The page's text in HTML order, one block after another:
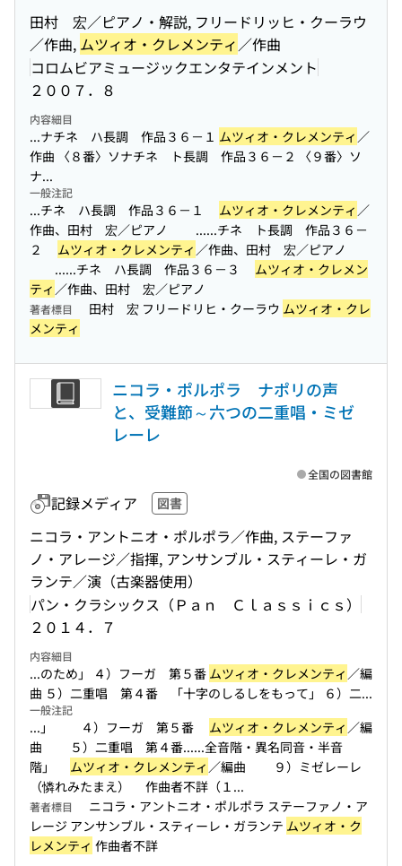
田村 宏／ピアノ・解説, フリードリッヒ・クーラウ
／作曲, ムツィオ・クレメンティ／作曲
コロムビアミュージックエンタテインメント
２００７．８
内容細目
...ナチネ ハ長調 作品３６－１ ムツィオ・クレメンティ ／
作曲 〈８番〉ソナチネ ト長調 作品３６－２ 〈９番〉ソ
ナ...
一般注記
...チネ ハ長調 作品３６－１ ムツィオ・クレメンティ ／
作曲、田村 宏／ピアノ ......チネ ト長調 作品３６－
２ ムツィオ・クレメンティ ／作曲、田村 宏／ピアノ
......チネ ハ長調 作品３６－３ ムツィオ・クレメン
ティ ／作曲、田村 宏／ピアノ
著者標目 田村 宏 フリードリヒ・クーラウ ムツィオ・クレ
メンティ
ニコラ・ポルポラ ナポリの声
と、受難節～六つの二重唱・ミゼ
レーレ
記録メディア 図書
ニコラ・アントニオ・ポルポラ／作曲, ステーファ
ノ・アレージ／指揮, アンサンブル・スティーレ・ガ
ランテ／演（古楽器使用）
パン・クラシックス（Ｐａｎ Ｃｌａｓｓｉｃｓ）
２０１４．７
全国の図書館
内容細目
...のため」 ４）フーガ 第５番 ムツィオ・クレメンティ ／編
曲 ５）二重唱 第４番 「十字のしるしをもって」 ６）二...
一般注記
...」 ４）フーガ 第５番 ムツィオ・クレメンティ ／編
曲 ５）二重唱 第４番......全音階・異名同音・半音
階」 ムツィオ・クレメンティ ／編曲 ９）ミゼレーレ
（憐れみたまえ） 作曲者不詳（１...
著者標目
ニコラ・アントニオ・ポルポラ ステーファノ・ア
レージ アンサンブル・スティーレ・ガランテ ムツィオ・ク
レメンティ 作曲者不詳